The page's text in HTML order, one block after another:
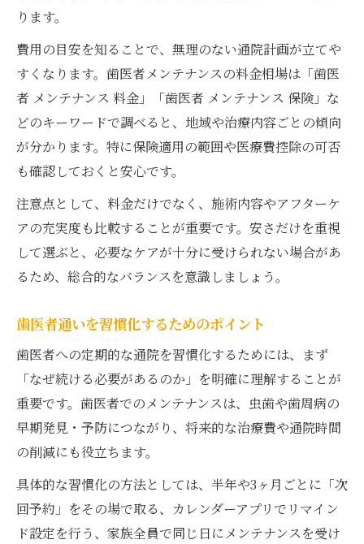
ります。
費用の目安を知ることで、無理のない通院計画が立てや
すくなります。歯医者メンテナンスの料金相場は「歯医
者 メンテナンス 料金」「歯医者 メンテナンス 保険」な
どのキーワードで調べると、地域や治療内容ごとの傾向
が分かります。特に保険適用の範囲や医療費控除の可否
も確認しておくと安心です。
注意点として、料金だけでなく、施術内容やアフターケ
アの充実度も比較することが重要です。安さだけを重視
して選ぶと、必要なケアが十分に受けられない場合があ
るため、総合的なバランスを意識しましょう。
歯医者通いを習慣化するためのポイント
歯医者への定期的な通院を習慣化するためには、まず
「なぜ続ける必要があるのか」を明確に理解することが
重要です。歯医者でのメンテナンスは、虫歯や歯周病の
早期発見・予防につながり、将来的な治療費や通院時間
の削減にも役立ちます。
具体的な習慣化の方法としては、半年や3ヶ月ごとに「次
回予約」をその場で取る、カレンダーアプリでリマイン
ド設定を行う、家族全員で同じ日にメンテナンスを受け